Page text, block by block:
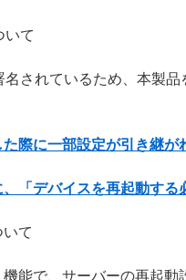
いて
されているため、本製
際に一部設定が引き継が
「デバイスを再起動す
て
能で、サーバーの再起動